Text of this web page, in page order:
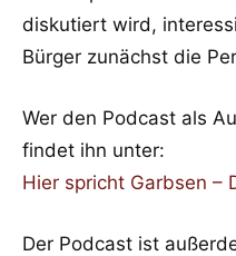
diskutiert wird,
Bürger zunächst die
Wer den Podcast als
findet ihn unter:
Hier spricht Garbsen –
Der Podcast ist